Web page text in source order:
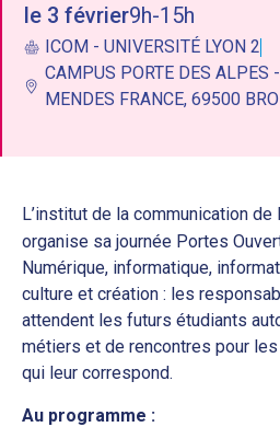
le 3 février9h-15h
ICOM - UNIVERSITÉ LYON 2
CAMPUS PORTE DES ALPES
MENDES FRANCE, 69500
L’institut de la communication de
organise sa journée Portes
Numérique, informatique,
culture et création : les
attendent les futurs étudiants
métiers et de rencontres pour
qui leur correspond.
Au programme :